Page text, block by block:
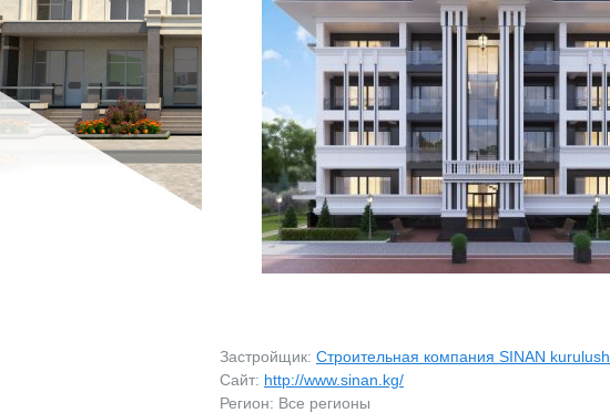
МАГАЗИНЫ
ПРОМБАЗЫ
ВОЗЬМУ В АРЕНДУ
ПРОМБАЗЫ
ПРОЧЕЕ
ЗАРУБЕЖНАЯ НЕДВИЖИМОСТЬ
Застройщик: Строительная компания SINAN kurulush
Сайт: http://www.sinan.kg/
Регион: Все регионы